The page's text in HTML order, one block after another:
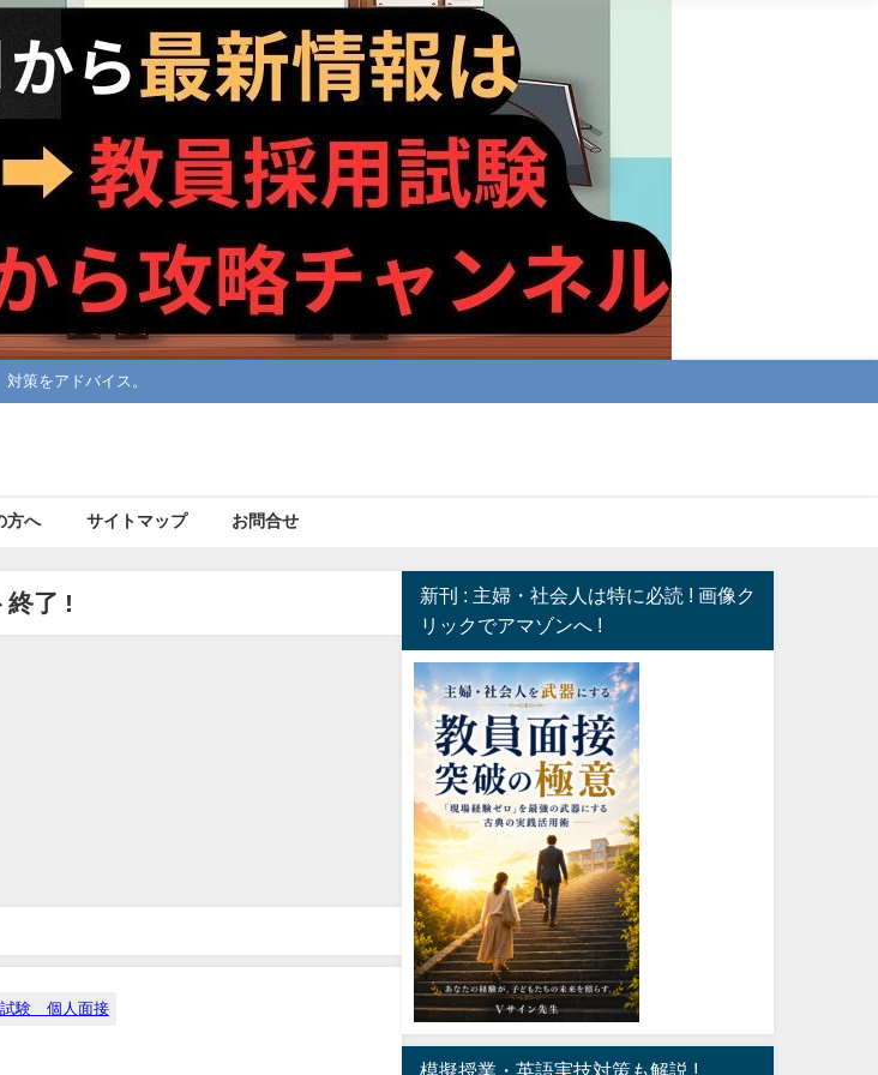
策をアドバイス。
方へ サイトマップ お問合せ
了 !
試験 個人面接
新刊 : 主婦・社会人は特に必読 ! 画像ク
リックでアマゾンへ !
模擬授業・英語実技対策も解説 !